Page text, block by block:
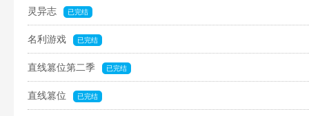
灵异志 已完结
名利游戏 已完结
直线篡位第二季 已完结
直线篡位 已完结